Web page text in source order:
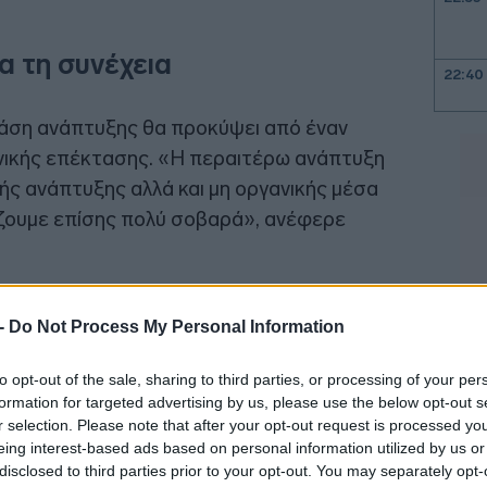
Do Not Process My Personal Information
opt-out of the sale, sharing to third parties, or processing of your
for targeted advertising by us, please use the below opt-out
selection. Please note that after your opt-out request is processed
interest-based ads based on personal information utilized by us
to third parties prior to your opt-out. You may separately
τη συνέχεια
ανάπτυξης θα προκύψει από έναν
επέκτασης. «Η περαιτέρω ανάπτυξη
ανάπτυξης αλλά και μη οργανικής μέσα
επίσης πολύ σοβαρά», ανέφερε
22:40
21:15
21:03